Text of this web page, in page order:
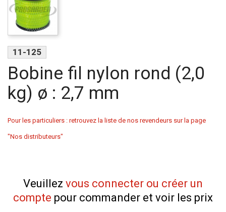
11-125
Bobine fil nylon rond (2,0
kg) ø : 2,7 mm
Pour les particuliers : retrouvez la liste de nos revendeurs sur la page
"Nos distributeurs"
Veuillez vous connecter ou créer un
compte pour commander et voir les prix